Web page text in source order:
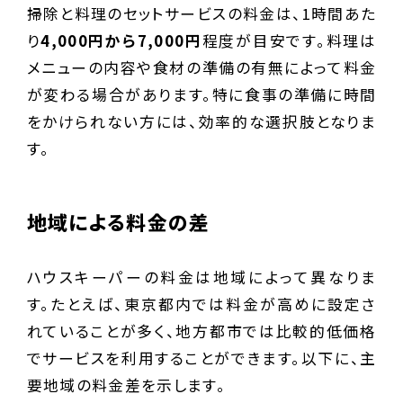
掃除と料理のセットサービスの料金は、1時間あた
り4,000円から7,000円程度が目安です。料理は
メニューの内容や食材の準備の有無によって料金
が変わる場合があります。特に食事の準備に時間
をかけられない方には、効率的な選択肢となりま
す。
地域による料金の差
ハウスキーパーの料金は地域によって異なりま
す。たとえば、東京都内では料金が高めに設定さ
れていることが多く、地方都市では比較的低価格
でサービスを利用することができます。以下に、主
要地域の料金差を示します。